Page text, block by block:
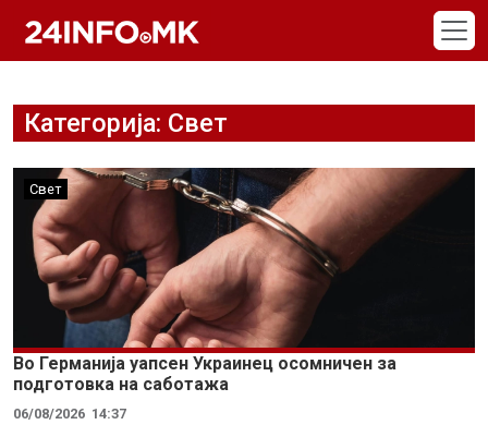
Категорија: Свет
Свет
Во Германија уапсен Украинец осомничен за
подготовка на саботажа
06/08/2026 14:37